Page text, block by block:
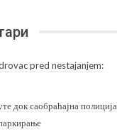
pred nestajanjem:
док саобраћајна полиција